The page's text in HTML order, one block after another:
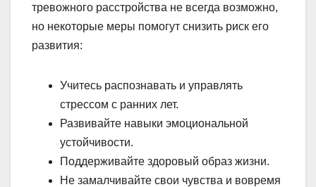
тревожного расстройства не всегда возможно,
но некоторые меры помогут снизить риск его
развития:
Учитесь распознавать и управлять
стрессом с ранних лет.
Развивайте навыки эмоциональной
устойчивости.
Поддерживайте здоровый образ жизни.
Не замалчивайте свои чувства и вовремя